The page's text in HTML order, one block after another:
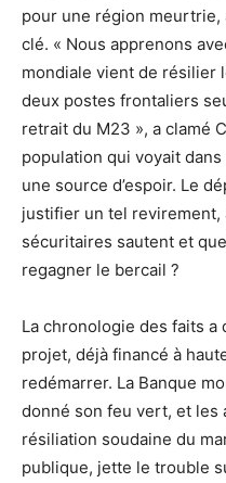
pour une région meurtrie,
clé. « Nous apprenons
mondiale vient de résilier
deux postes frontaliers
retrait du M23 », a clamé
population qui voyait
une source d’espoir. Le
justifier un tel revirement,
sécuritaires sautent et
regagner le bercail ?
La chronologie des faits
projet, déjà financé à
redémarrer. La Banque
donné son feu vert, et les
résiliation soudaine du
publique, jette le trouble